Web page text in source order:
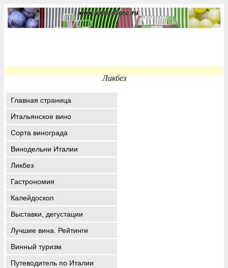
Ликбез
Главная страница
Итальянское вино
Сорта винограда
Винодельни Италии
Ликбез
Гастрономия
Калейдоскоп
Выставки, дегустации
Лучшие вина. Рейтинги
Винный туризм
Путеводитель по Италии